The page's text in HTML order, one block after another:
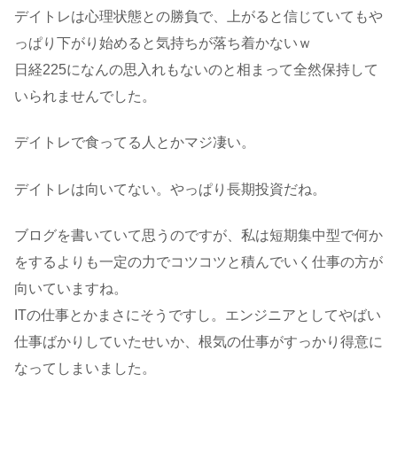
デイトレは心理状態との勝負で、上がると信じていてもや
っぱり下がり始めると気持ちが落ち着かないｗ
日経225になんの思入れもないのと相まって全然保持して
いられませんでした。
デイトレで食ってる人とかマジ凄い。
デイトレは向いてない。やっぱり長期投資だね。
ブログを書いていて思うのですが、私は短期集中型で何か
をするよりも一定の力でコツコツと積んでいく仕事の方が
向いていますね。
ITの仕事とかまさにそうですし。エンジニアとしてやばい
仕事ばかりしていたせいか、根気の仕事がすっかり得意に
なってしまいました。